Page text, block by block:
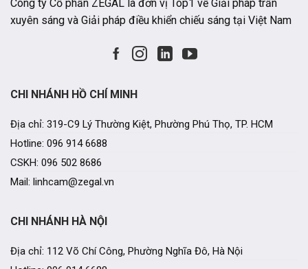
Công ty Cổ phần ZEGAL là đơn vị Top1 về Giải pháp trần
xuyên sáng và Giải pháp điều khiển chiếu sáng tại Việt Nam
CHI NHÁNH HÀ NỘI
Địa chỉ: 112 Võ Chí Công, Phường Nghĩa Đô, Hà Nội
CHI NHÁNH HỒ CHÍ MINH
Địa chỉ: 319-C9 Lý Thường Kiệt, Phường Phú Thọ, TP. HCM
Hotline: 096 914 6688
CSKH: 096 502 8686
Mail: linhcam@zegal.vn